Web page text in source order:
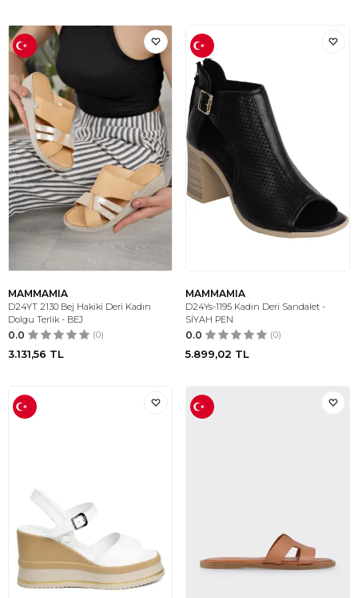
MAMMAMIA
D24YT 2130 Bej Hakiki Deri Kadın
Dolgu Terlik - BEJ
0.0 (0)
3.131,56 TL
MAMMAMIA
D24Ys-1195 Kadın Deri Sandalet -
SİYAH PEN
0.0 (0)
5.899,02 TL